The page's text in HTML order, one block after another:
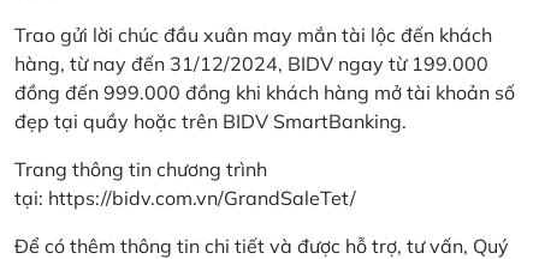
Trao gửi lời chúc đầu xuân may mắn tài lộc đến khách
hàng, từ nay đến 31/12/2024, BIDV ngay từ 199.000
đồng đến 999.000 đồng khi khách hàng mở tài khoản số
đẹp tại quầy hoặc trên BIDV SmartBanking.
Trang thông tin chương trình
tại: https://bidv.com.vn/GrandSaleTet/
Để có thêm thông tin chi tiết và được hỗ trợ, tư vấn, Quý